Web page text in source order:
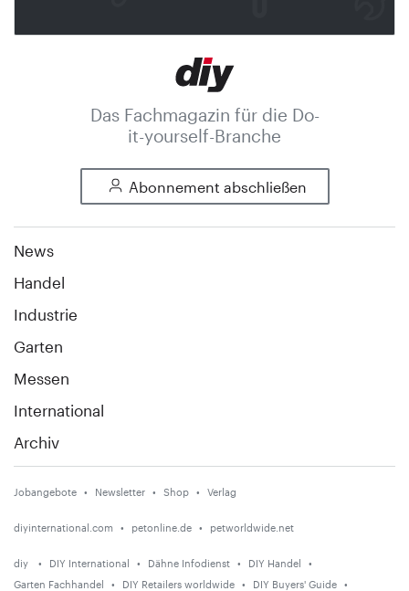
Das Fachmagazin für die Do-
it-yourself-Branche
Abonnement abschließen
News
Handel
Industrie
Garten
Messen
International
Archiv
Jobangebote Newsletter Shop Verlag
diyinternational.com petonline.de petworldwide.net
diy DIY International Dähne Infodienst
DIY Handel
Garten Fachhandel
DIY Retailers worldwide DIY Buyers' Guide